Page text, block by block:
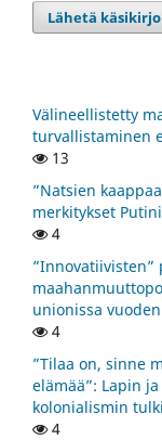
Lähetä
Välineellistetty
turvallistaminen
13
”Natsien
merkitykset
4
”Innovatiivisten”
unionissa
4
”Tilaa on, sinne
elämää”: Lapin
kolonialismin
4